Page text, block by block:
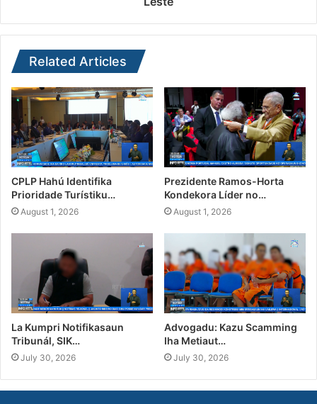
Related Articles
CPLP Hahú Identifika
Prioridade Turístiku…
August 1, 2026
Prezidente Ramos-Horta
Kondekora Líder no…
August 1, 2026
La Kumpri Notifikasaun
Tribunál, SIK…
July 30, 2026
Advogadu: Kazu Scamming
Iha Metiaut…
July 30, 2026